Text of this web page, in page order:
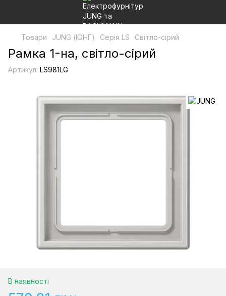
Товари JUNG (ЮНГ) Серія LS Світло-сірий
Рамка 1-на, світло-сірий
Артикул: LS981LG
В наявності